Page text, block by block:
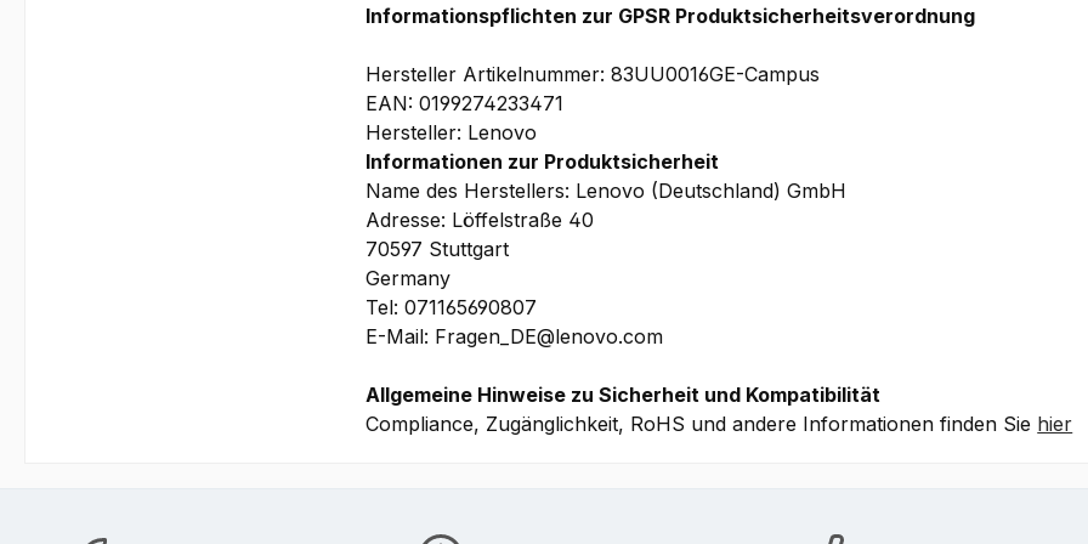
Informationspflichten zur GPSR Produktsicherheitsverordnung
Hersteller Artikelnummer: 83UU0016GE-Campus
EAN: 0199274233471
Hersteller: Lenovo
Informationen zur Produktsicherheit
Name des Herstellers: Lenovo (Deutschland) GmbH
Adresse: Löffelstraße 40
70597 Stuttgart
Germany
Tel: 071165690807
E-Mail: Fragen_DE@lenovo.com
Allgemeine Hinweise zu Sicherheit und Kompatibilität
Compliance, Zugänglichkeit, RoHS und andere Informationen finden Sie hier